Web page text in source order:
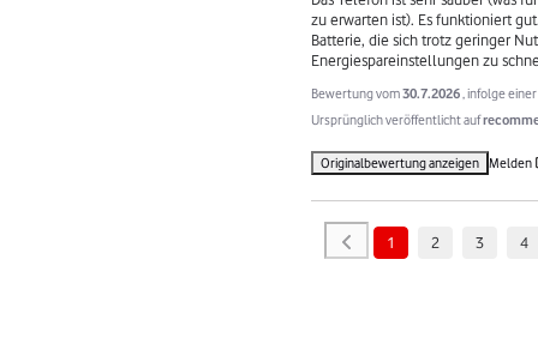
zu erwarten ist). Es funktioniert
Batterie, die sich trotz geringer
Energiespareinstellungen zu
Bewertung vom30.7.2026 , infolge
Ursprünglich veröffentlicht auf
Originalbewertung anzeigen Melden
1 2 3 4